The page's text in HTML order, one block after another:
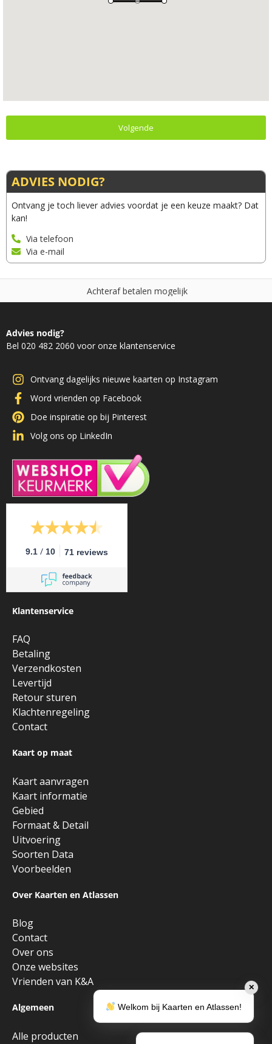
Volgende
ADVIES NODIG?
Ontvang je toch liever advies voordat je een keuze maakt? Dat
kan!
Via telefoon
Via e-mail
Achteraf betalen mogelijk
Advies nodig?
Bel 020 482 2060 voor onze klantenservice
Ontvang dagelijks nieuwe kaarten op Instagram
Word vrienden op Facebook
Doe inspiratie op bij Pinterest
Volg ons op LinkedIn
9.1 / 10 71 reviews
Klantenservice
FAQ
Betaling
Verzendkosten
Levertijd
Retour sturen
Klachtenregeling
Contact
Kaart op maat
Kaart aanvragen
Kaart informatie
Gebied
Formaat & Detail
Uitvoering
Soorten Data
Voorbeelden
Over Kaarten en Atlassen
Blog
Contact
Over ons
Onze websites
Vrienden van K&A
Algemeen
Alle producten
✕
Welkom bij Kaarten en Atlassen!